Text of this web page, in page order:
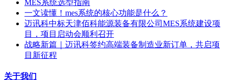
MES系统选型指南
一文读懂！mes系统的核心功能是什么？
迈讯科中标天津佰科能源装备有限公司MES系统建设项
目，项目启动会顺利召开
战略新篇｜迈讯科签约高端装备制造业新订单，共启项
目新征程
关于我们